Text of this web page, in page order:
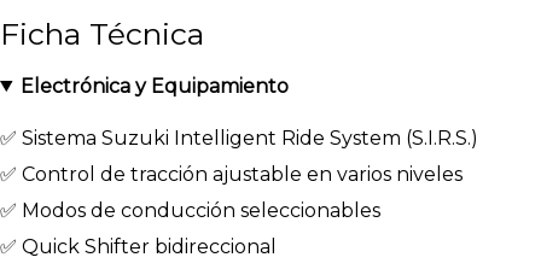
Ficha Técnica
Electrónica y Equipamiento
✅ Sistema Suzuki Intelligent Ride System (S.I.R.S.)
✅ Control de tracción ajustable en varios niveles
✅ Modos de conducción seleccionables
✅ Quick Shifter bidireccional